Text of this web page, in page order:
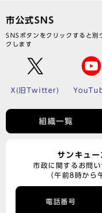
市公式SNS
SNSボタンをクリックすると別
クします
X(旧Twitter)
組織一覧
サンキュ
市政に関するお問
（午前8時か
電話番号